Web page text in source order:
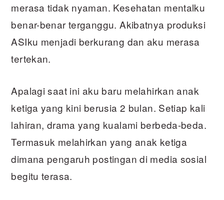
merasa tidak nyaman. Kesehatan mentalku
benar-benar terganggu. Akibatnya produksi
ASIku menjadi berkurang dan aku merasa
tertekan.
Apalagi saat ini aku baru melahirkan anak
ketiga yang kini berusia 2 bulan. Setiap kali
lahiran, drama yang kualami berbeda-beda.
Termasuk melahirkan yang anak ketiga
dimana pengaruh postingan di media sosial
begitu terasa.